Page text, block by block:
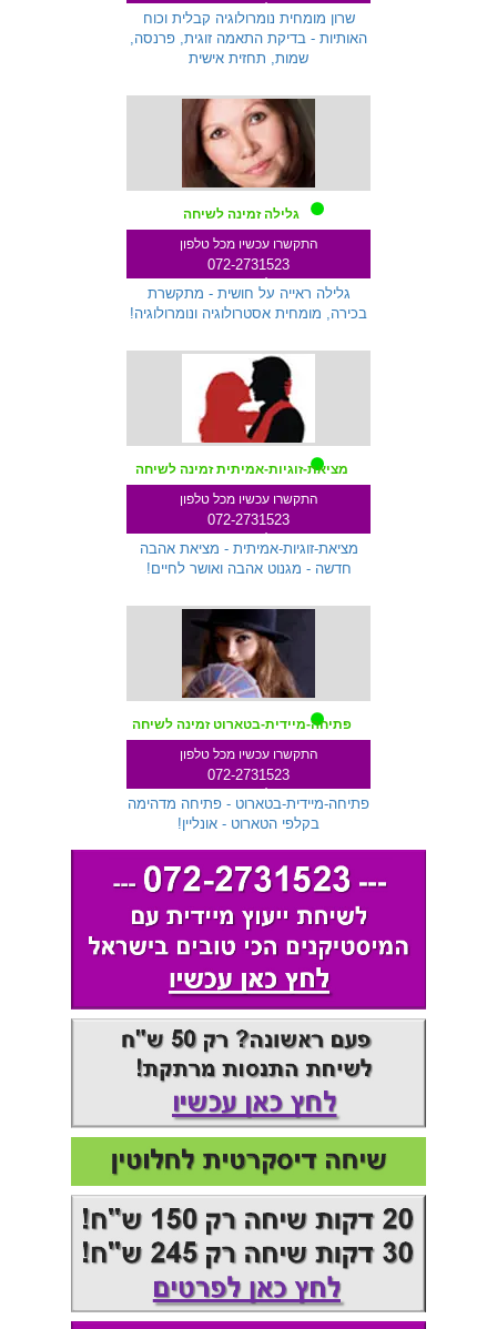
שלוחה 233
שרון מומחית נומרולוגיה קבלית וכוח
האותיות - בדיקת התאמה זוגית, פרנסה,
שמות, תחזית אישית
גלילה זמינה לשיחה
התקשרו עכשיו מכל טלפון
072-2731523
שלוחה 712
גלילה ראייה על חושית - מתקשרת
בכירה, מומחית אסטרולוגיה ונומרולוגיה!
מציאת-זוגיות-אמיתית זמינה לשיחה
התקשרו עכשיו מכל טלפון
072-2731523
מציאת-זוגיות-אמיתית - מציאת אהבה
חדשה - מגנוט אהבה ואושר לחיים!
פתיחה-מיידית-בטארוט זמינה לשיחה
התקשרו עכשיו מכל טלפון
072-2731523
פתיחה-מיידית-בטארוט - פתיחה מדהימה
בקלפי הטארוט - אונליין!